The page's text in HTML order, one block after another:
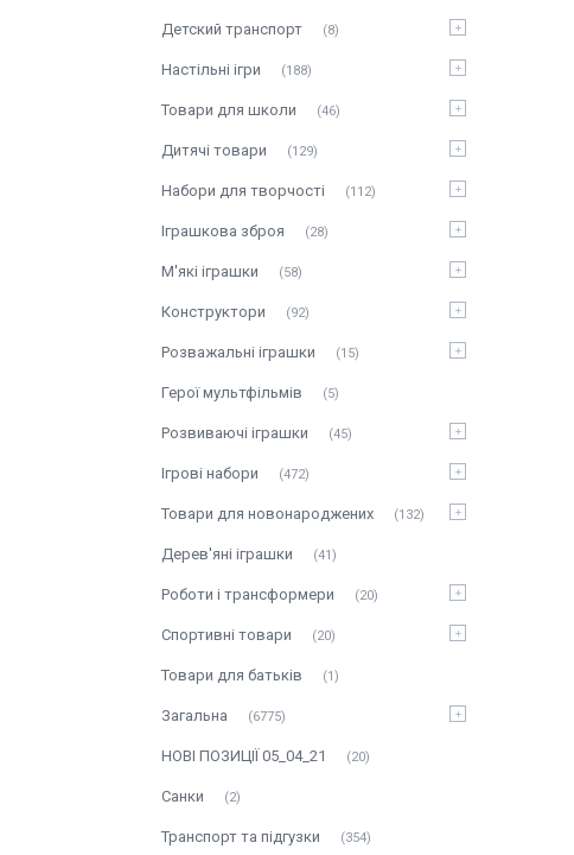
Детский транспорт 8
Настільні ігри 188
Товари для школи 46
Дитячі товари 129
Набори для творчості 112
Іграшкова зброя 28
М'які іграшки 58
Конструктори 92
Розважальні іграшки 15
Герої мультфільмів 5
Розвиваючі іграшки 45
Ігрові набори 472
Товари для новонароджених 132
Дерев'яні іграшки 41
Роботи і трансформери 20
Спортивні товари 20
Товари для батьків 1
Загальна 6775
НОВІ ПОЗИЦІЇ 05_04_21 20
Санки 2
Транспорт та підгузки 354